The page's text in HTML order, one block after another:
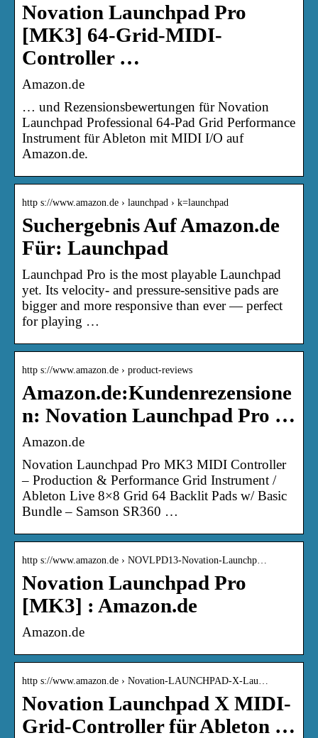
Novation Launchpad Pro
[MK3] 64-Grid-MIDI-
Controller …
Amazon.de
… und Rezensionsbewertungen für Novation
Launchpad Professional 64-Pad Grid Performance
Instrument für Ableton mit MIDI I/O auf
Amazon.de.
http s://www.amazon.de › launchpad › k=launchpad
Suchergebnis Auf Amazon.de
Für: Launchpad
Launchpad Pro is the most playable Launchpad
yet. Its velocity- and pressure-sensitive pads are
bigger and more responsive than ever — perfect
for playing …
http s://www.amazon.de › product-reviews
Amazon.de:Kundenrezensione
n: Novation Launchpad Pro …
Amazon.de
Novation Launchpad Pro MK3 MIDI Controller
– Production & Performance Grid Instrument /
Ableton Live 8×8 Grid 64 Backlit Pads w/ Basic
Bundle – Samson SR360 …
http s://www.amazon.de › NOVLPD13-Novation-Launchp…
Novation Launchpad Pro
[MK3] : Amazon.de
Amazon.de
http s://www.amazon.de › Novation-LAUNCHPAD-X-Lau…
Novation Launchpad X MIDI-
Grid-Controller für Ableton …